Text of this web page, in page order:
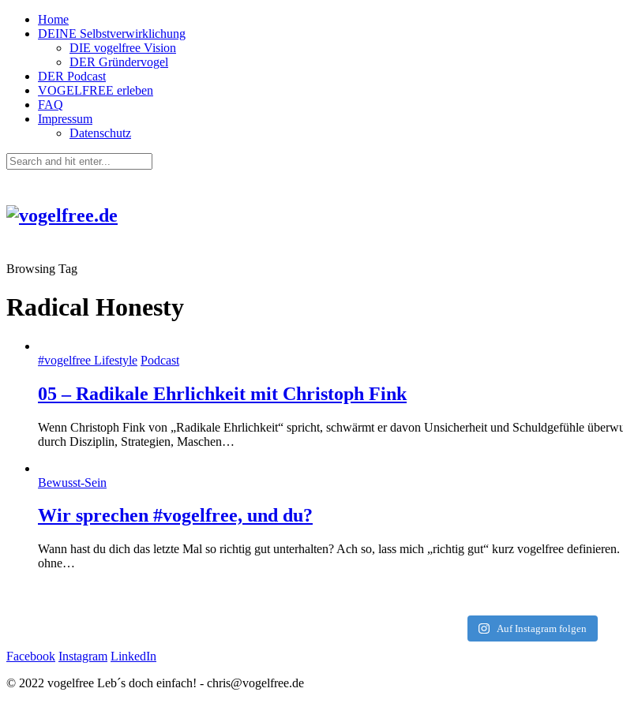
Home
DEINE Selbstverwirklichung
DIE vogelfree Vision
DER Gründervogel
DER Podcast
VOGELFREE erleben
FAQ
Impressum
Datenschutz
Browsing Tag
Radical Honesty
#vogelfree Lifestyle Podcast
05 – Radikale Ehrlichkeit mit Christoph Fink
Wenn Christoph Fink von „Radikale Ehrlichkeit“ spricht, schwärmt er davon Unsicherheit und Schuldgefühle
durch Disziplin, Strategien, Maschen…
Bewusst-Sein
Wir sprechen #vogelfree, und du?
Wann hast du dich das letzte Mal so richtig gut unterhalten? Ach so, lass mich „richtig gut“ kurz vogelfree
ohne…
Auf Instagram folgen
Facebook Instagram LinkedIn
© 2022 vogelfree Leb´s doch einfach! - chris@vogelfree.de